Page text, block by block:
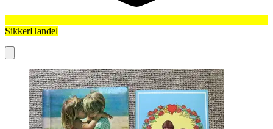
SikkerHandel